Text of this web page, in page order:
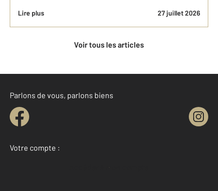
Lire plus 27 juillet 2026
Voir tous les articles
Parlons de vous, parlons biens
Votre compte :
Accéder à mon compte